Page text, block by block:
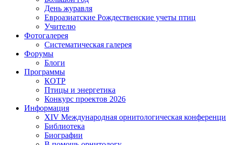
День журавля
Евроазиатские Рождественские учеты птиц
Учителю
Фотогалерея
Систематическая галерея
Форумы
Блоги
Программы
КОТР
Птицы и энергетика
Конкурс проектов 2026
Информация
XIV Международная орнитологическая
Библиотека
Биографии